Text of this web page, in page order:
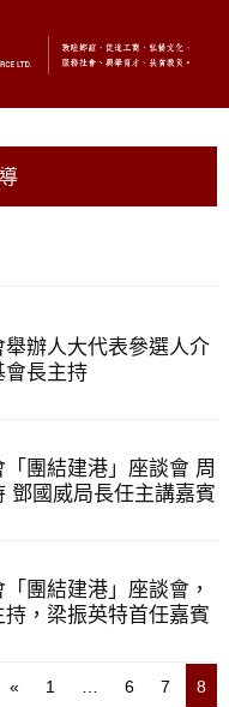
辦人大代表參選人介
會長主持
團結建港」座談會 周
鄧國威局長任主講嘉賓
團結建港」座談會，
，梁振英特首任嘉賓
« 1 6 7 8